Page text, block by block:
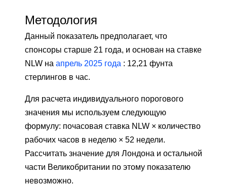
Методология
Данный показатель предполагает, что
спонсоры старше 21 года, и основан на ставке
NLW на апрель 2025 года : 12,21 фунта
стерлингов в час.
Для расчета индивидуального порогового
значения мы используем следующую
формулу: почасовая ставка NLW × количество
рабочих часов в неделю × 52 недели.
Рассчитать значение для Лондона и остальной
части Великобритании по этому показателю
невозможно.